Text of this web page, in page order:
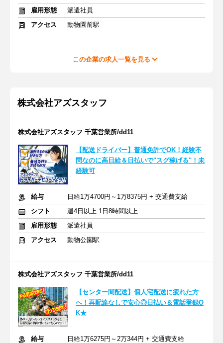
雇用形態
派遣社員
アクセス
動物園前駅
この企業の求人一覧を見る
株式会社アズスタッフ
株式会社アズスタッフ 千葉営業所/dd11
【配送ドライバー】普通免許でOK！経験不
問なのに高日給＆日払いで"スグ稼げる"！未
経験可
給与
日給1万4700円～1万8375円 + 交通費支給
シフト
週4日以上 1日8時間以上
雇用形態
派遣社員
アクセス
動物公園駅
株式会社アズスタッフ 千葉営業所/dd11
【センター間配送】個人宅配送に疲れた方
へ！再配達なしで安心◎日払い＆電話登録O
K★
給与
日給1万6275円～2万344円 + 交通費支給